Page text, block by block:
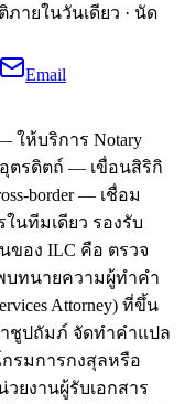
ภายในวันเดียว · นัด
Email
ให้บริการ Notary
นอุตรดิตถ์ — เขื่อนสิริกิ
border — เชื่อม
ในทีมเดียว รองรับ
นของ ILC คือ ตรวจ
บทนายความผู้ทำคำ
Attorney) ที่ขึ้น
ชูปถัมภ์ จัดทำคำแปล
รมการกงสุลหรือ
ยงานผู้รับเอกสาร